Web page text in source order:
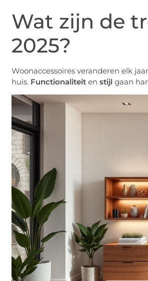
Wat zijn de
2025?
Woonaccessoires veranderen elk
huis. Functionaliteit en stijl gaan